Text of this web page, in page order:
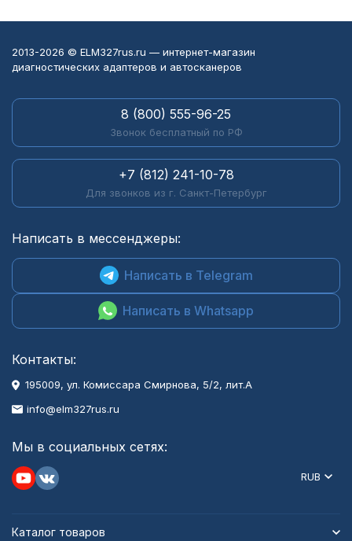
2013-2026 © ELM327rus.ru — интернет-магазин
диагностических адаптеров и автосканеров
8 (800) 555-96-25
Звонок бесплатный по РФ
+7 (812) 241-10-78
Для звонков из г. Санкт-Петербург
Написать в мессенджеры:
Написать в Telegram
Написать в Whatsapp
Контакты:
195009, ул. Комиссара Смирнова, 5/2, лит.А
info@elm327rus.ru
Мы в социальных сетях:
RUB
Каталог товаров